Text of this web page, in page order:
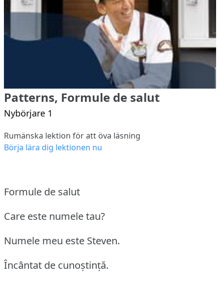
Patterns, Formule de salut
Nybörjare 1
Rumänska lektion för att öva läsning
Börja lära dig lektionen nu
Formule de salut
Care este numele tau?
Numele meu este Steven.
Încântat de cunoştinţă.